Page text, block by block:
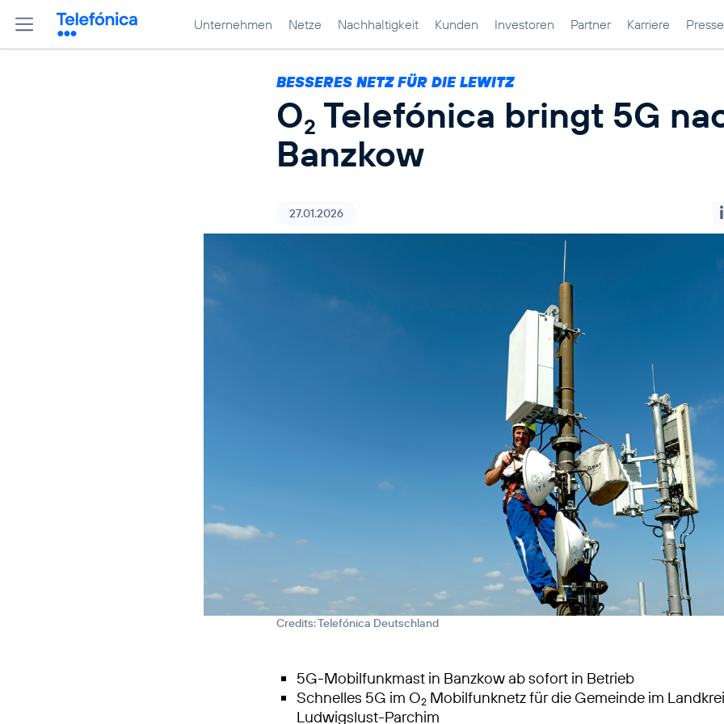
Unternehmen Netze Nachhaltigkeit Kunden Investoren Partner Karriere Presse
BESSERES NETZ FÜR DIE LEWITZ
O2 Telefónica bringt 5G
Banzkow
27.01.2026
Credits: Telefónica Deutschland
5G-Mobilfunkmast in Banzkow ab sofort in Betrieb
Schnelles 5G im O2 Mobilfunknetz für die Gemeinde im
Ludwigslust-Parchim